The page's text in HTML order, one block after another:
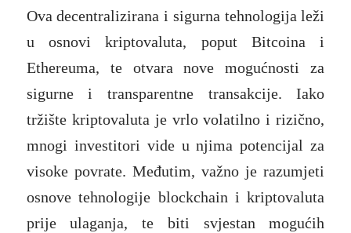
Ova decentralizirana i sigurna tehnologija leži
u osnovi kriptovaluta, poput Bitcoina i
Ethereuma, te otvara nove mogućnosti za
sigurne i transparentne transakcije. Iako
tržište kriptovaluta je vrlo volatilno i rizično,
mnogi investitori vide u njima potencijal za
visoke povrate. Međutim, važno je razumjeti
osnove tehnologije blockchain i kriptovaluta
prije ulaganja, te biti svjestan mogućih